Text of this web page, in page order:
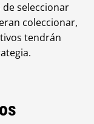
seleccionar
coleccionar,
tendrán